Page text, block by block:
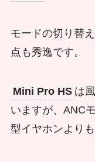
モードの切り替
点も秀逸です。
Mini Pro HS は
いますが、ANC
型イヤホンよりも